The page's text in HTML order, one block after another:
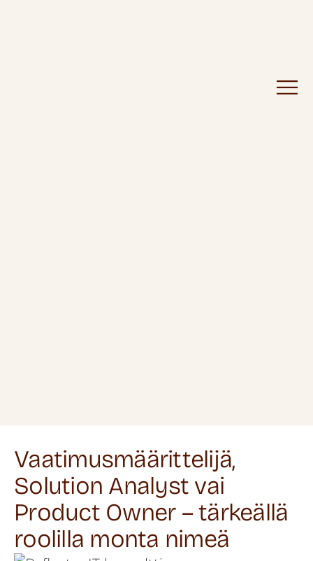
Vaatimusmäärittelijä,
Solution Analyst vai
Product Owner – tärkeällä
roolilla monta nimeä